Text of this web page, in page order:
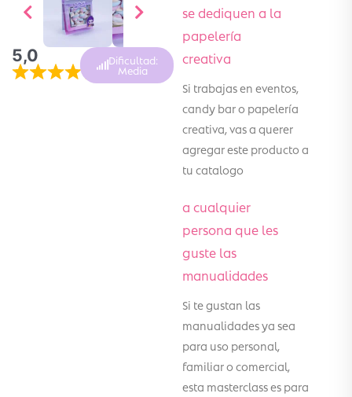
5,0 Dificultad:
Media
se dediquen a la
papelería
creativa
Si trabajas en eventos,
candy bar o papelería
creativa, vas a querer
agregar este producto a
tu catalogo
a cualquier
persona que les
guste las
manualidades
Si te gustan las
manualidades ya sea
para uso personal,
familiar o comercial,
esta masterclass es para